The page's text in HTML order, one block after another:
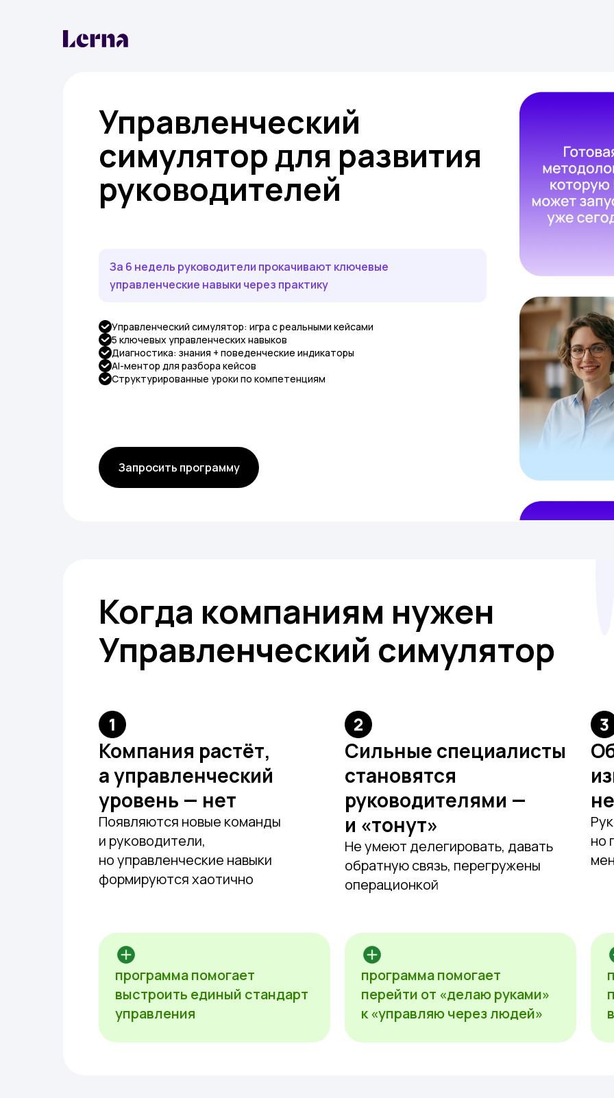
Управленческий
симулятор для развития
руководителей
За 6 недель руководители прокачивают ключевые
управленческие навыки через практику
Управленческий симулятор: игра с реальными кейсами
5 ключевых управленческих навыков
Диагностика: знания + поведенческие индикаторы
AI-ментор для разбора кейсов
Структурированные уроки по компетенциям
Запросить программу
Когда компаниям нужен
Управленческий симулятор
но
Сильные специалисты
становятся
руководителями —
и «тонут»
Не умеют делегировать, давать
обратную связь, перегружены
операционкой
Компания растёт,
а управленческий
уровень — нет
Появляются новые команды
и руководители,
но управленческие навыки
формируются хаотично
программа помогает
перейти от «делаю руками»
к «управляю через людей»
программа помогает
выстроить единый стандарт
управления